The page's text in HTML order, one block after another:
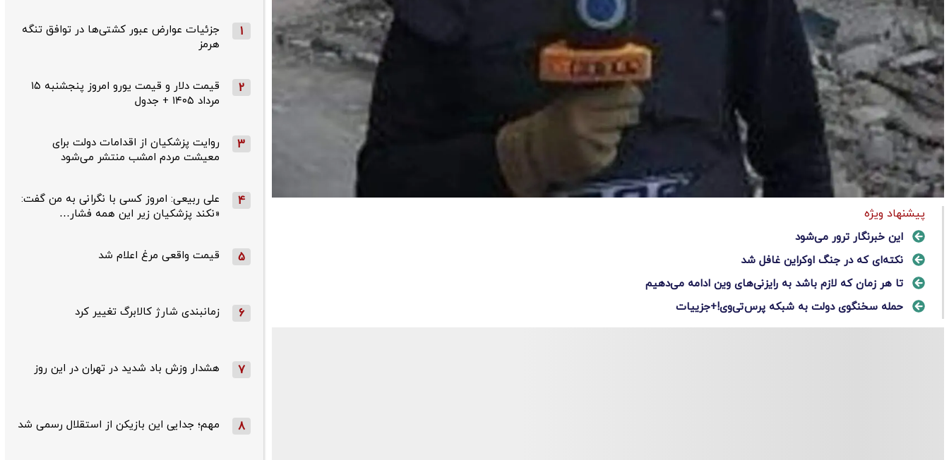
پیشنهاد ویژه
این خبرنگار ترور می‌شود
نکته‌ای که در جنگ اوکراین غافل شد
تا هر زمان که لازم باشد به رایزنی‌های وین ادامه می‌دهیم
حمله سخنگوی دولت به شبکه پرس‌تی‌وی!+جزییات
1
جزئیات عوارض عبور کشتی‌ها در توافق تنگه
هرمز
2
قیمت دلار و قیمت یورو امروز پنجشنبه ۱۵
مرداد ۱۴۰۵ + جدول
3
روایت پزشکیان از اقدامات دولت برای
معیشت مردم امشب منتشر می‌شود
4
علی ربیعی: امروز کسی با نگرانی به من گفت:
«نکند پزشکیان زیر این همه فشار…
5 قیمت واقعی مرغ اعلام شد
6 زمانبندی شارژ کالابرگ تغییر کرد
7 هشدار وزش باد شدید در تهران در این روز
8 مهم؛ جدایی این بازیکن از استقلال رسمی شد